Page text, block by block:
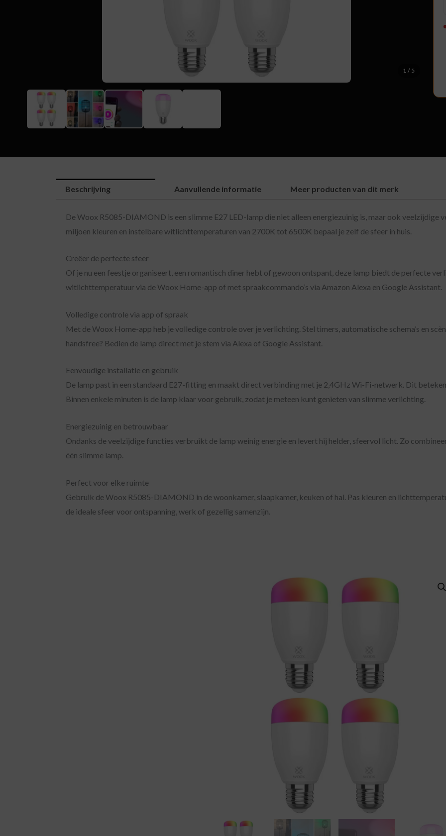
1 / 5
Beschrijving Aanvullende informatie Meer producten van dit merk
De Woox R5085-DIAMOND is een slimme E27 LED-lamp die niet alleen energiezuinig is, maar ook
miljoen kleuren en instelbare witlichttemperaturen van 2700K tot 6500K bepaal je zelf de sfeer in huis.
Creëer de perfecte sfeer
Of je nu een feestje organiseert, een romantisch diner hebt of gewoon ontspant, deze lamp biedt de perfecte
witlichttemperatuur via de Woox Home-app of met spraakcommando’s via Amazon Alexa en Google Assistant.
Volledige controle via app of spraak
Met de Woox Home-app heb je volledige controle over je verlichting. Stel timers, automatische schema’s en
handsfree? Bedien de lamp direct met je stem via Alexa of Google Assistant.
Eenvoudige installatie en gebruik
De lamp past in een standaard E27-fitting en maakt direct verbinding met je 2,4GHz Wi-Fi-netwerk. Dit
Binnen enkele minuten is de lamp klaar voor gebruik, zodat je meteen kunt genieten van slimme verlichting.
Energiezuinig en betrouwbaar
Ondanks de veelzijdige functies verbruikt de lamp weinig energie en levert hij helder, sfeervol licht. Zo
één slimme lamp.
Perfect voor elke ruimte
Gebruik de Woox R5085-DIAMOND in de woonkamer, slaapkamer, keuken of hal. Pas kleuren en
de ideale sfeer voor ontspanning, werk of gezellig samenzijn.